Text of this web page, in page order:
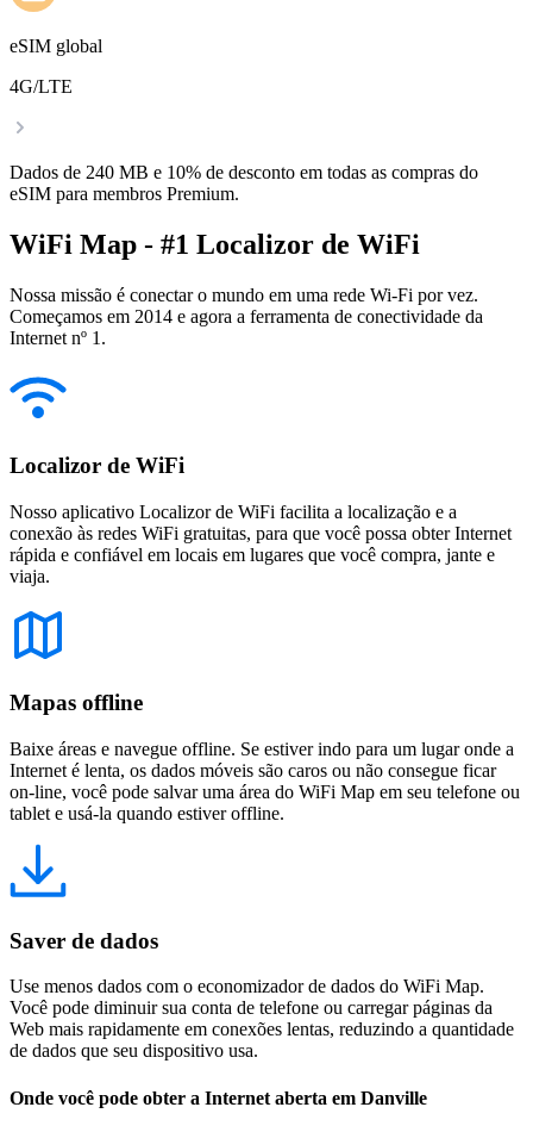
eSIM global
4G/LTE
Dados de 240 MB e 10% de desconto em todas as compras do
eSIM para membros Premium.
WiFi Map - #1 Localizor de WiFi
Nossa missão é conectar o mundo em uma rede Wi-Fi por vez.
Começamos em 2014 e agora a ferramenta de conectividade da
Internet nº 1.
Localizor de WiFi
Nosso aplicativo Localizor de WiFi facilita a localização e a
conexão às redes WiFi gratuitas, para que você possa obter Internet
rápida e confiável em locais em lugares que você compra, jante e
viaja.
Mapas offline
Baixe áreas e navegue offline. Se estiver indo para um lugar onde a
Internet é lenta, os dados móveis são caros ou não consegue ficar
on-line, você pode salvar uma área do WiFi Map em seu telefone ou
tablet e usá-la quando estiver offline.
Saver de dados
Use menos dados com o economizador de dados do WiFi Map.
Você pode diminuir sua conta de telefone ou carregar páginas da
Web mais rapidamente em conexões lentas, reduzindo a quantidade
de dados que seu dispositivo usa.
Onde você pode obter a Internet aberta em Danville